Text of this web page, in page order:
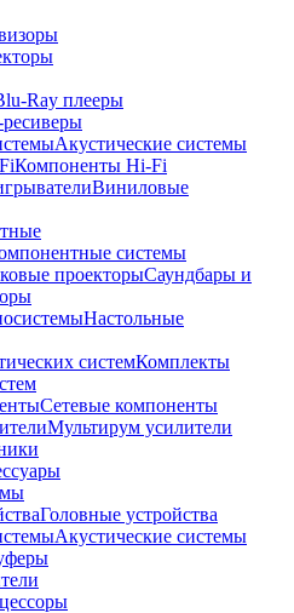
Ray плееры
Акустические системы
Компоненты Hi-Fi
Виниловые
системы
проекторыСаундбары и
Настольные
системКомплекты
Сетевые компоненты
Мультирум усилители
Головные устройства
Акустические системы